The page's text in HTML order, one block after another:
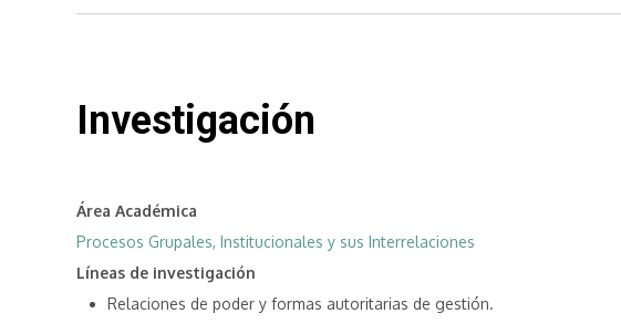
Investigación
Área Académica
Procesos Grupales, Institucionales y sus Interrelaciones
Líneas de investigación
Relaciones de poder y formas autoritarias de gestión.